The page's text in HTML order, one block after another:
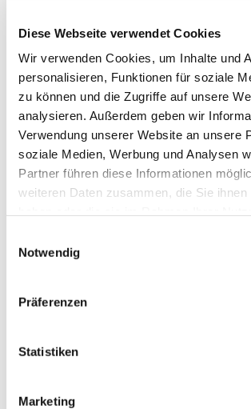
Diese Webseite verwendet Cookies
Wir verwenden Cookies, um Inhalte und
personalisieren, Funktionen für soziale
zu können und die Zugriffe auf unsere
analysieren. Außerdem geben wir
Verwendung unserer Website an unsere
soziale Medien, Werbung und Analysen
Partner führen diese Informationen
weiteren Daten zusammen, die Sie ihnen
Notwendig
Präferenzen
Statistiken
Marketing
Dies könnte Sie